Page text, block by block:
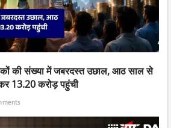
की संख्या में जबरदस्त उछाल, आठ साल से
13.20 करोड़ पहुंची